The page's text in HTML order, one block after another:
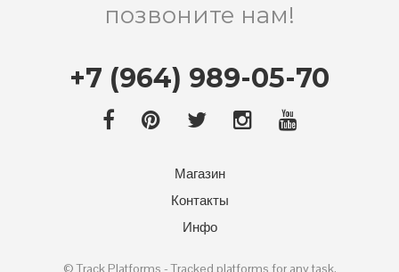
позвоните нам!
+7 (964) 989-05-70
Магазин
Контакты
Инфо
©Track Platforms - Tracked platforms for any task.